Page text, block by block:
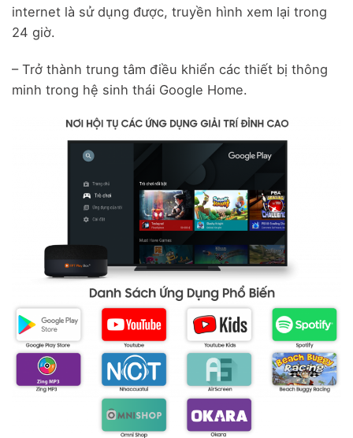
internet là sử dụng được, truyền hình xem lại trong
24 giờ.
– Trở thành trung tâm điều khiển các thiết bị thông
minh trong hệ sinh thái Google Home.